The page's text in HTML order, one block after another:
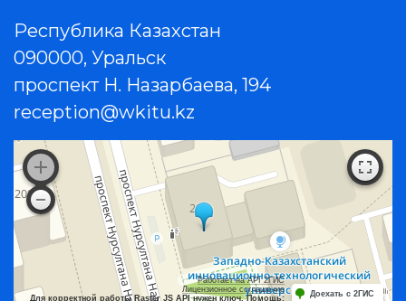
Республика Казахстан
090000, Уральск
проспект Н. Назарбаева, 194
reception@wkitu.kz
Работает на API 2ГИС
Лицензионное соглашение
Для корректной работы Raster JS API нужен ключ. Помощь:
Доехать с 2ГИС